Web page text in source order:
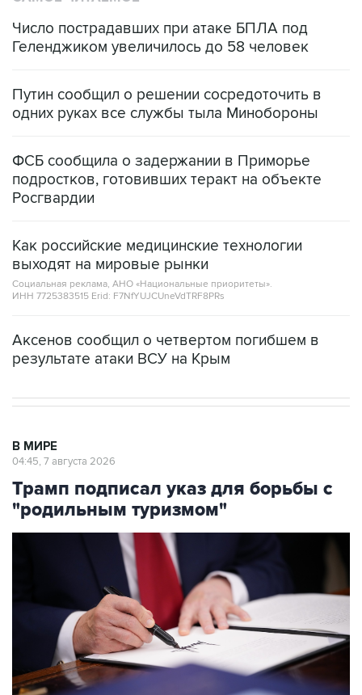
Путин сообщил о решении сосредоточить в
ФСБ сообщила о задержании в Приморье
Росгвардии
Как российские медицинские технологии
Социальная реклама, АНО «Национальные приоритеты».
ИНН 7725383515 Erid: F7NfYUJCUneVdTRF8PRs
Трамп подписал указ для борьбы с
"родильным туризмом"